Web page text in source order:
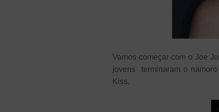
Vamos começar com o Joe
jovens terminaram o
Kiss.